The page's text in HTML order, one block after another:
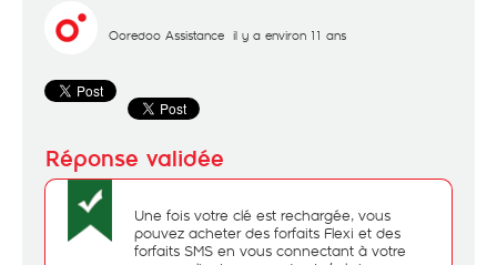
Ooredoo Assistance il y a environ 11 ans
Une fois votre clé est rechargée, vous
pouvez acheter des forfaits Flexi et des
forfaits SMS en vous connectant à votre